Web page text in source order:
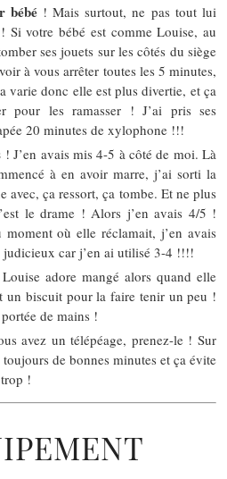
bébé! Mais surtout, ne pas tout lui
Si votre bébé est comme Louise, au
ses jouets sur les côtés du siège
à vous arrêter toutes les 5 minutes,
varie donc elle est plus divertie, et ça
pour les ramasser ! J’ai pris ses
20 minutes de xylophone !!!
! J’en avais mis 4-5 à côté de moi. Là
à en avoir marre, j’ai sorti la
avec, ça ressort, ça tombe. Et ne plus
le drame ! Alors j’en avais 4/5 !
moment où elle réclamait, j’en avais
judicieux car j’en ai utilisé 3-4 !!!!
adore mangé alors quand elle
un biscuit pour la faire tenir un peu !
de mains !
avez un télépéage, prenez-le ! Sur
de bonnes minutes et ça évite
!